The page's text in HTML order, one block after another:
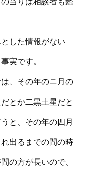
した情報がない
実です。
、その年のニ月の
とか二黒土星だと
と、その年の四月
出るまでの間の時
の方が長いので、